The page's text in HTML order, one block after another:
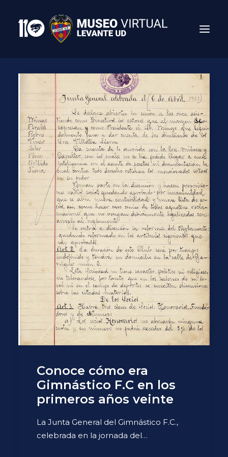
Search
Conoce cómo era
Gimnástico F.C en los
primeros años veinte
La Junta General del Gimnástico F.C.,
celebrada en la jornada del…